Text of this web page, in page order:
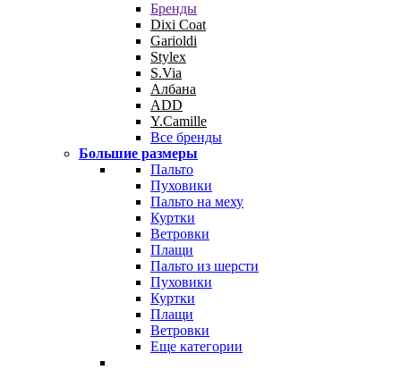
Бренды
Dixi Coat
Garioldi
Stylex
S.Via
Албана
ADD
Y.Camille
Все бренды
Большие размеры
Пальто
Пуховики
Пальто на меху
Куртки
Ветровки
Плащи
Пальто из шерсти
Пуховики
Куртки
Плащи
Ветровки
Еще категории